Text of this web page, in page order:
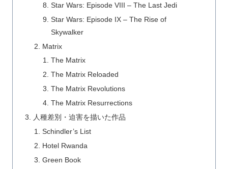
Star Wars: Episode VIII – The Last Jedi
Star Wars: Episode IX – The Rise of
Skywalker
Matrix
The Matrix
The Matrix Reloaded
The Matrix Revolutions
The Matrix Resurrections
人種差別・迫害を描いた作品
Schindler’s List
Hotel Rwanda
Green Book